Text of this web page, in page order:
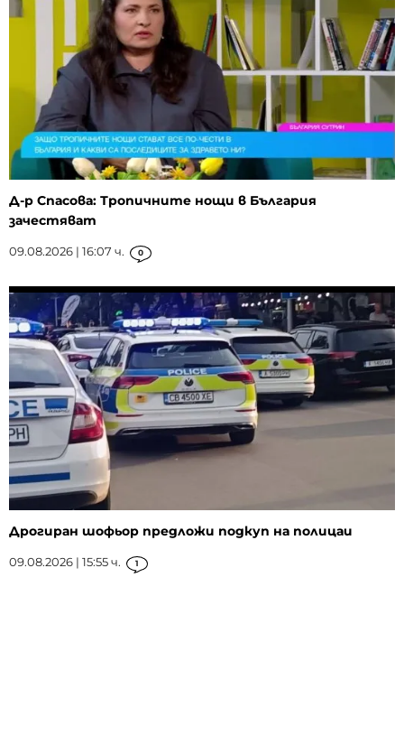
Д-р Спасова: Тропичните нощи в България
зачестяват
09.08.2026 | 16:07 ч. 0
Дрогиран шофьор предложи подкуп на полицаи
09.08.2026 | 15:55 ч. 1